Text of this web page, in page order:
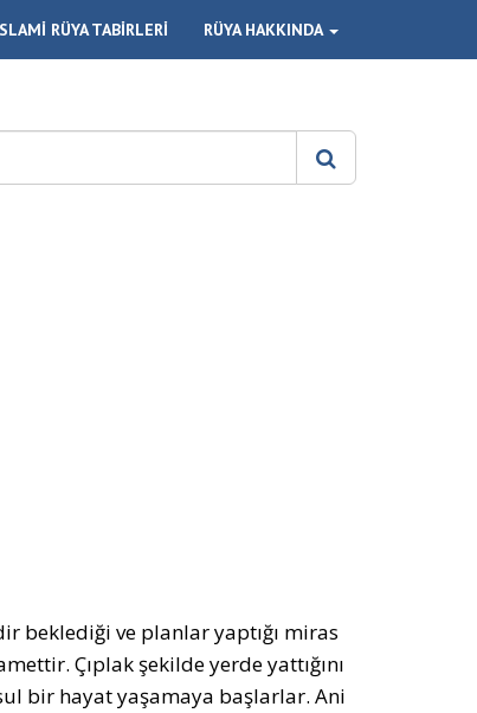
RÜYA TABİRLERİ RÜYA HAKKINDA
beklediği ve planlar yaptığı miras
Çıplak şekilde yerde yattığını
bir hayat yaşamaya başlarlar. Ani